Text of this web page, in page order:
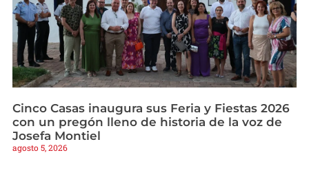
Cinco Casas inaugura sus Feria y Fiestas 2026
con un pregón lleno de historia de la voz de
Josefa Montiel
agosto 5, 2026